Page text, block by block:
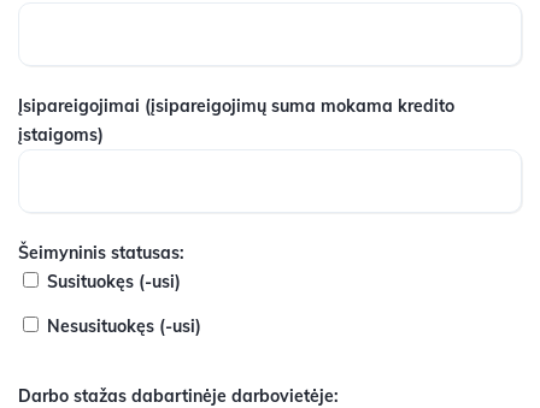
Įsipareigojimai (įsipareigojimų suma mokama kredito
įstaigoms)
Šeimyninis statusas:
Susituokęs (-usi)
Nesusituokęs (-usi)
Darbo stažas dabartinėje darbovietėje: